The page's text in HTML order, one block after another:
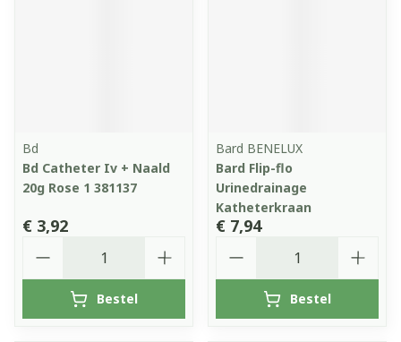
Bd
Bd Catheter Iv + Naald
20g Rose 1 381137
€ 3,92
Bestel
Bard BENELUX
Bard Flip-flo
Urinedrainage
Katheterkraan
€ 7,94
Bestel